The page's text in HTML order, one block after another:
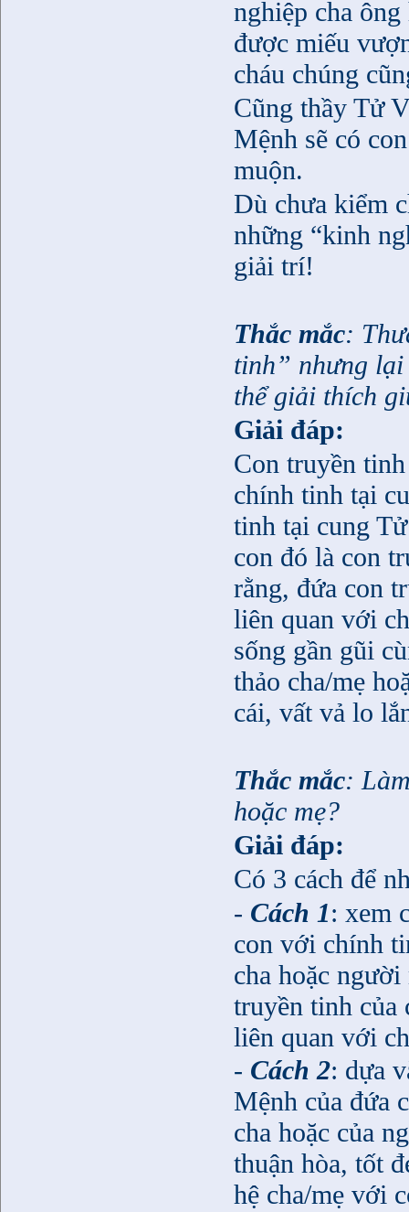
nghiệp cha
được miếu
cháu chúng
Cũng thầy Tử
Mệnh sẽ có
muộn.
Dù chưa kiểm
những “kinh
giải trí!
Thắc mắc:
tinh” nhưng lại
thể giải thích
Giải đáp:
Con truyền
chính tinh tại
tinh tại cung
con đó là con
rằng, đứa con
liên quan với
sống gần gũi
thảo cha/mẹ
cái, vất vả lo
Thắc mắc:
hoặc mẹ?
Giải đáp:
Có 3 cách để
- Cách 1: xem
con với chính
cha hoặc
truyền tinh của
liên quan với
- Cách 2: dựa
Mệnh của đứa
cha hoặc của
thuận hòa, tốt
hệ cha/mẹ với